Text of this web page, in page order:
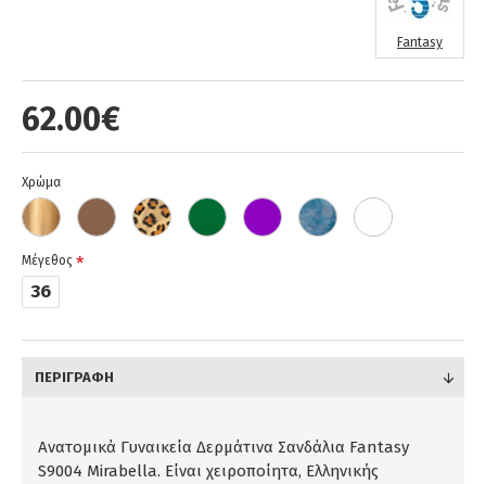
62.00€
Fantasy
Χρώμα
Μέγεθος
36
ΠΕΡΙΓΡΑΦΉ
Ανατομικά Γυναικεία Δερμάτινα Σανδάλια Fantasy
S9004 Mirabella. Είναι χειροποίητα, Ελληνικής